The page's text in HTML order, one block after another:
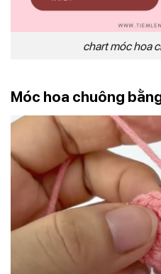
chart móc hoa
Móc hoa chuông